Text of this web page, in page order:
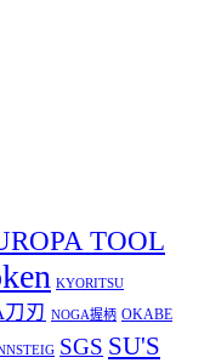
TOOL
KYORITSU
刀刃 NOGA握柄 OKABE
SGS SU'S